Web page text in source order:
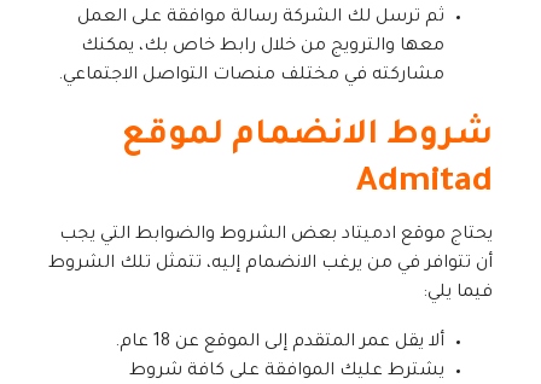
ثم ترسل لك الشركة رسالة موافقة على العمل
معها والترويج من خلال رابط خاص بك، يمكنك
مشاركته في مختلف منصات التواصل الاجتماعي.
شروط الانضمام لموقع
Admitad
يحتاج موقع ادميتاد بعض الشروط والضوابط التي يجب
أن تتوافر في من يرغب الانضمام إليه، تتمثل تلك الشروط
فيما يلي:
ألا يقل عمر المتقدم إلى الموقع عن 18 عام.
يشترط عليك الموافقة على كافة شروط